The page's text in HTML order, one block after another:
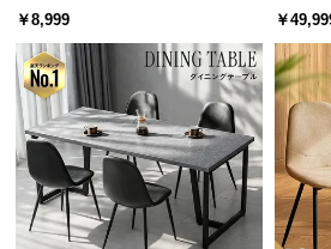
ブ
企
すぐに連結できるジョイント式
組み立ては各ポールを連結するだけのジョ
￥8,999
人掛け
￥